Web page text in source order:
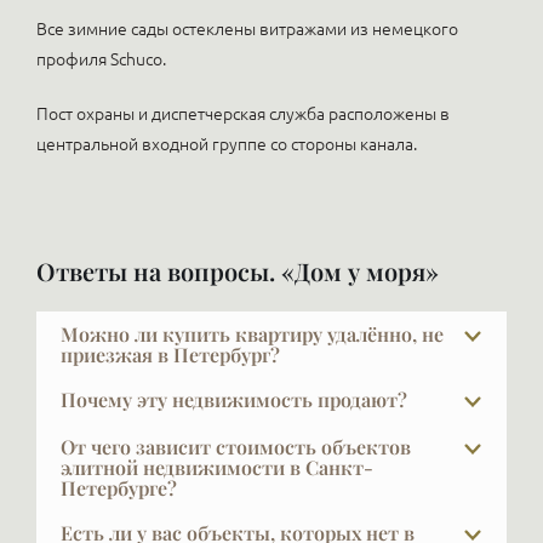
Все зимние сады остеклены витражами из немецкого
профиля Schuco.
Пост охраны и диспетчерская служба расположены в
центральной входной группе со стороны канала.
Ответы на вопросы. «Дом у моря»
Можно ли купить квартиру удалённо, не
приезжая в Петербург?
Да, мы регулярно работаем с покупателями из
разных городов. И Москвы и Челябинска, Воркуты,
Саха-Якутии, Краснодара…. Организуем
видеопоказы, готовим подробную презентацию и
сопровождаем сделку дистанционно — вплоть до
подписания через доверенное лицо. Чаще всего так
Почему эту недвижимость продают?
Причины абсолютно разные: изменилась семья,
квартира стала большой или маленькой, кто-то
переезжает в другой город или страну, кто-то
От чего зависит стоимость объектов
элитной недвижимости в Санкт-
Петербурге?
Как известно, главное — место, место и ещё раз
Есть ли у вас объекты, которых нет в